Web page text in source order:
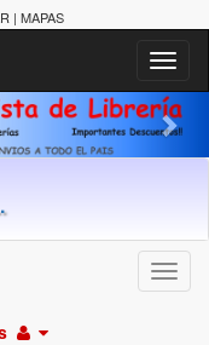
| MAPAS